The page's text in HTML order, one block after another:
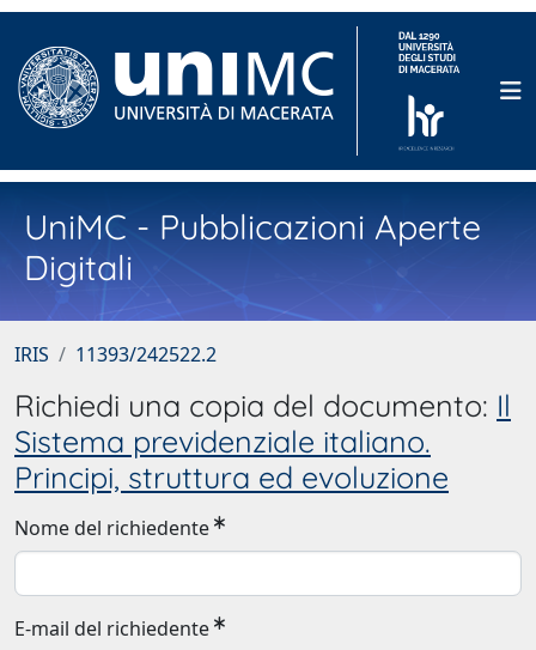
UniMC - Pubblicazioni Aperte
Digitali
IRIS 11393/242522.2
Richiedi una copia del documento: Il
Sistema previdenziale italiano.
Principi, struttura ed evoluzione
Nome del richiedente
E-mail del richiedente